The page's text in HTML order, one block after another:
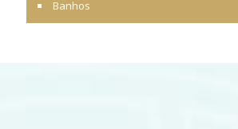
Banhos